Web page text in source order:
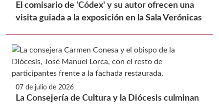
El comisario de 'Códex' y su autor ofrecen una
visita guiada a la exposición en la Sala Verónicas
07 de julio de 2026
La Consejería de Cultura y la Diócesis culminan